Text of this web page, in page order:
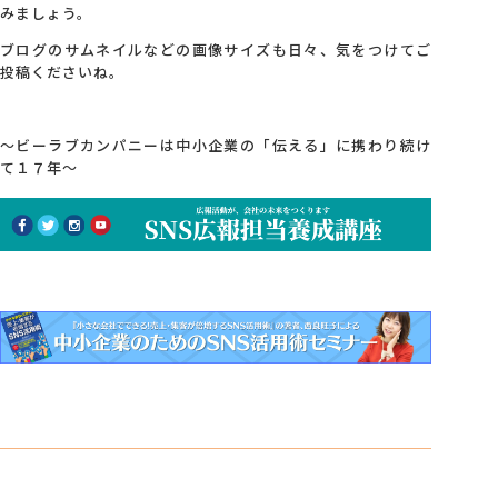
みましょう。
ブログのサムネイルなどの画像サイズも日々、気をつけてご
投稿くださいね。
～ビーラブカンパニーは中小企業の「伝える」に携わり続け
て１７年～